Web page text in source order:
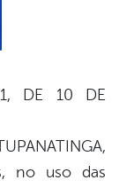
DE 10 DE
no uso das